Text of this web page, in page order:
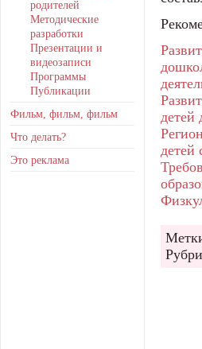
родителей
Методические
разработки
Презентации и
видеозаписи
Программы
Публикации
Фильм, фильм, фильм
Что делать?
Это реклама
детей
детей